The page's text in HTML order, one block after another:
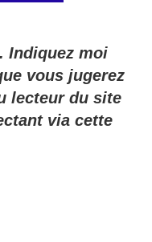
Indiquez moi
vous jugerez
lecteur du site
via cette